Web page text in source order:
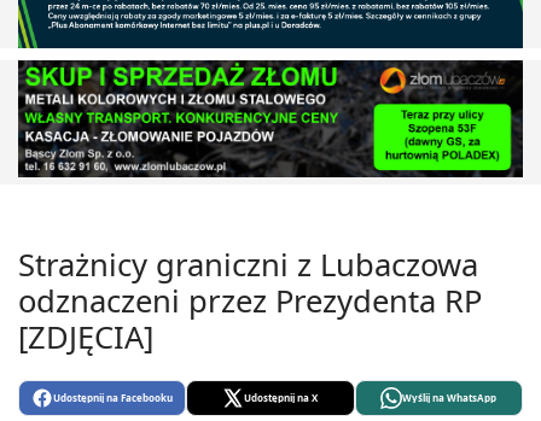
Strażnicy graniczni z Lubaczowa
odznaczeni przez Prezydenta RP
[ZDJĘCIA]
Udostępnij na Facebooku Udostępnij na X Wyślij na WhatsApp